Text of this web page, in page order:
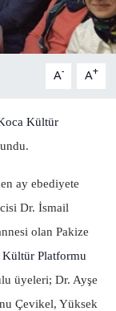
A- A+
Kültür
ay ebediyete
Dr. İsmail
olan Pakize
Platformu
üyeleri; Dr. Ayşe
Çevikel, Yüksek